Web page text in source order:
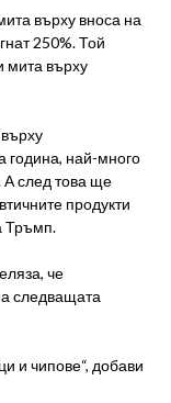
върху вноса на
250%. Той
мита върху
година, най-много
А след това ще
продукти
Тръмп.
че
следващата
и чипове“, добави